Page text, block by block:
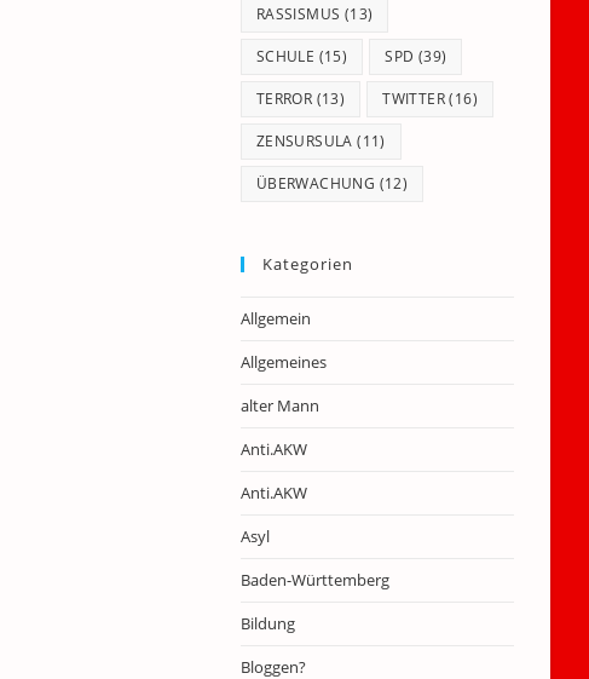
RASSISMUS (13)
SCHULE (15) SPD (39)
TERROR (13) TWITTER(16)
ZENSURSULA (11)
ÜBERWACHUNG (12)
Kategorien
Allgemein
Allgemeines
alter Mann
Anti.AKW
Anti.AKW
Asyl
Baden-Württemberg
Bildung
Bloggen?